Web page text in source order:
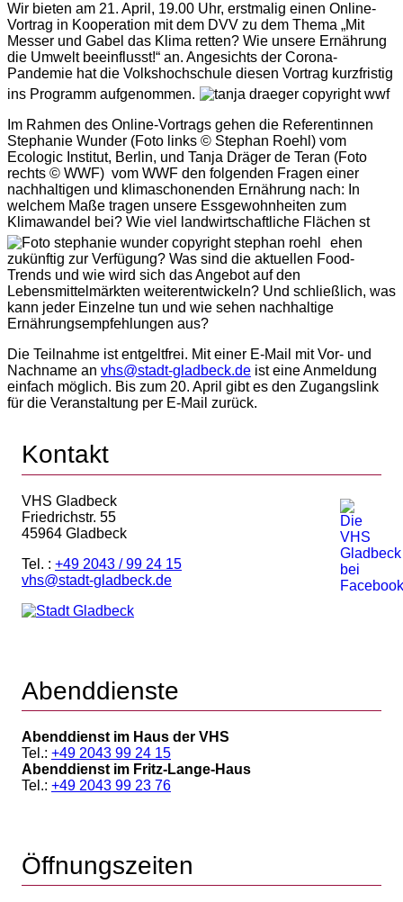
Wir bieten am 21. April, 19.00 Uhr, erstmalig einen Online-
Vortrag in Kooperation mit dem DVV zu dem Thema „Mit
Messer und Gabel das Klima retten? Wie unsere Ernährung
die Umwelt beeinflusst!“ an. Angesichts der Corona-
Pandemie hat die Volkshochschule diesen Vortrag kurzfristig
ins Programm aufgenommen.
Im Rahmen des Online-Vortrags gehen die Referentinnen
Stephanie Wunder (Foto links © Stephan Roehl) vom
Ecologic Institut, Berlin, und Tanja Dräger de Teran (Foto
rechts © WWF) vom WWF den folgenden Fragen einer
nachhaltigen und klimaschonenden Ernährung nach: In
welchem Maße tragen unsere Essgewohnheiten zum
Klimawandel bei? Wie viel landwirtschaftliche Flächen st
ehen
zukünftig zur Verfügung? Was sind die aktuellen Food-
Trends und wie wird sich das Angebot auf den
Lebensmittelmärkten weiterentwickeln? Und schließlich, was
kann jeder Einzelne tun und wie sehen nachhaltige
Ernährungsempfehlungen aus?
Die Teilnahme ist entgeltfrei. Mit einer E-Mail mit Vor- und
Nachname an vhs@stadt-gladbeck.de ist eine Anmeldung
einfach möglich. Bis zum 20. April gibt es den Zugangslink
für die Veranstaltung per E-Mail zurück.
Kontakt
VHS Gladbeck
Friedrichstr. 55
45964 Gladbeck
Tel. : +49 2043 / 99 24 15
vhs@stadt-gladbeck.de
Abenddienste
Abenddienst im Haus der VHS
Tel.: +49 2043 99 24 15
Abenddienst im Fritz-Lange-Haus
Tel.: +49 2043 99 23 76
Öffnungszeiten